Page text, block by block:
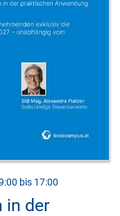
bis 17:00
in der